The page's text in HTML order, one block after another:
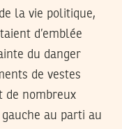
la vie politique,
d’emblée
du danger
de vestes
de nombreux
au parti au